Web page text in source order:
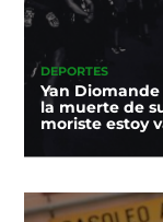
DEPORTES
Yan
la muerte de
moriste estoy